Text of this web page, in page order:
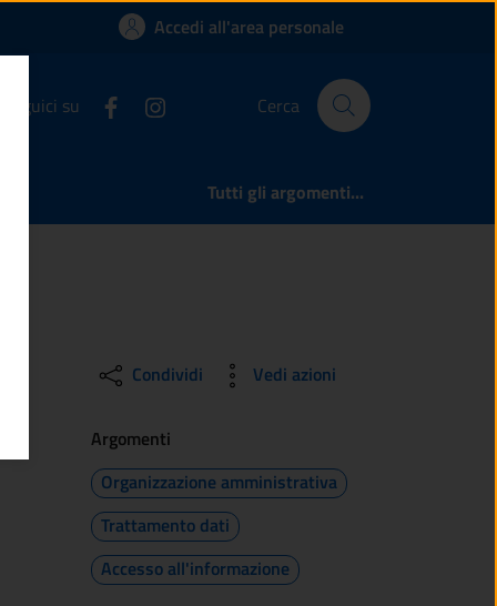
Berzo Inferiore
Accedi all'area personale
Seguici su Cerca
Tutti gli argomenti...
Condividi Vedi azioni
Argomenti
Organizzazione amministrativa
Trattamento dati
Accesso all'informazione